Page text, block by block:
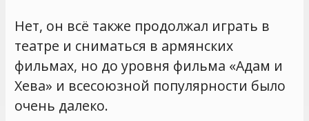
Нет, он всё также продолжал играть в
театре и сниматься в армянских
фильмах, но до уровня фильма «Адам и
Хева» и всесоюзной популярности было
очень далеко.